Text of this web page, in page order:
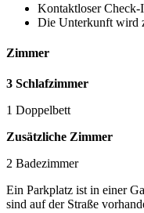
Kontaktloser
Die Unterkunft wird
Zimmer
3 Schlafzimmer
1 Doppelbett
Zusätzliche Zimmer
2 Badezimmer
Ein Parkplatz ist in einer
sind auf der Straße